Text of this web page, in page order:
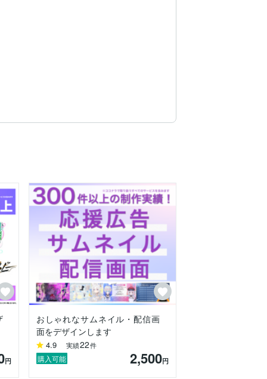
円
おしゃれなサムネイル・配信画
面をデザインします
4.9 実績22件
購入可能 2,500円